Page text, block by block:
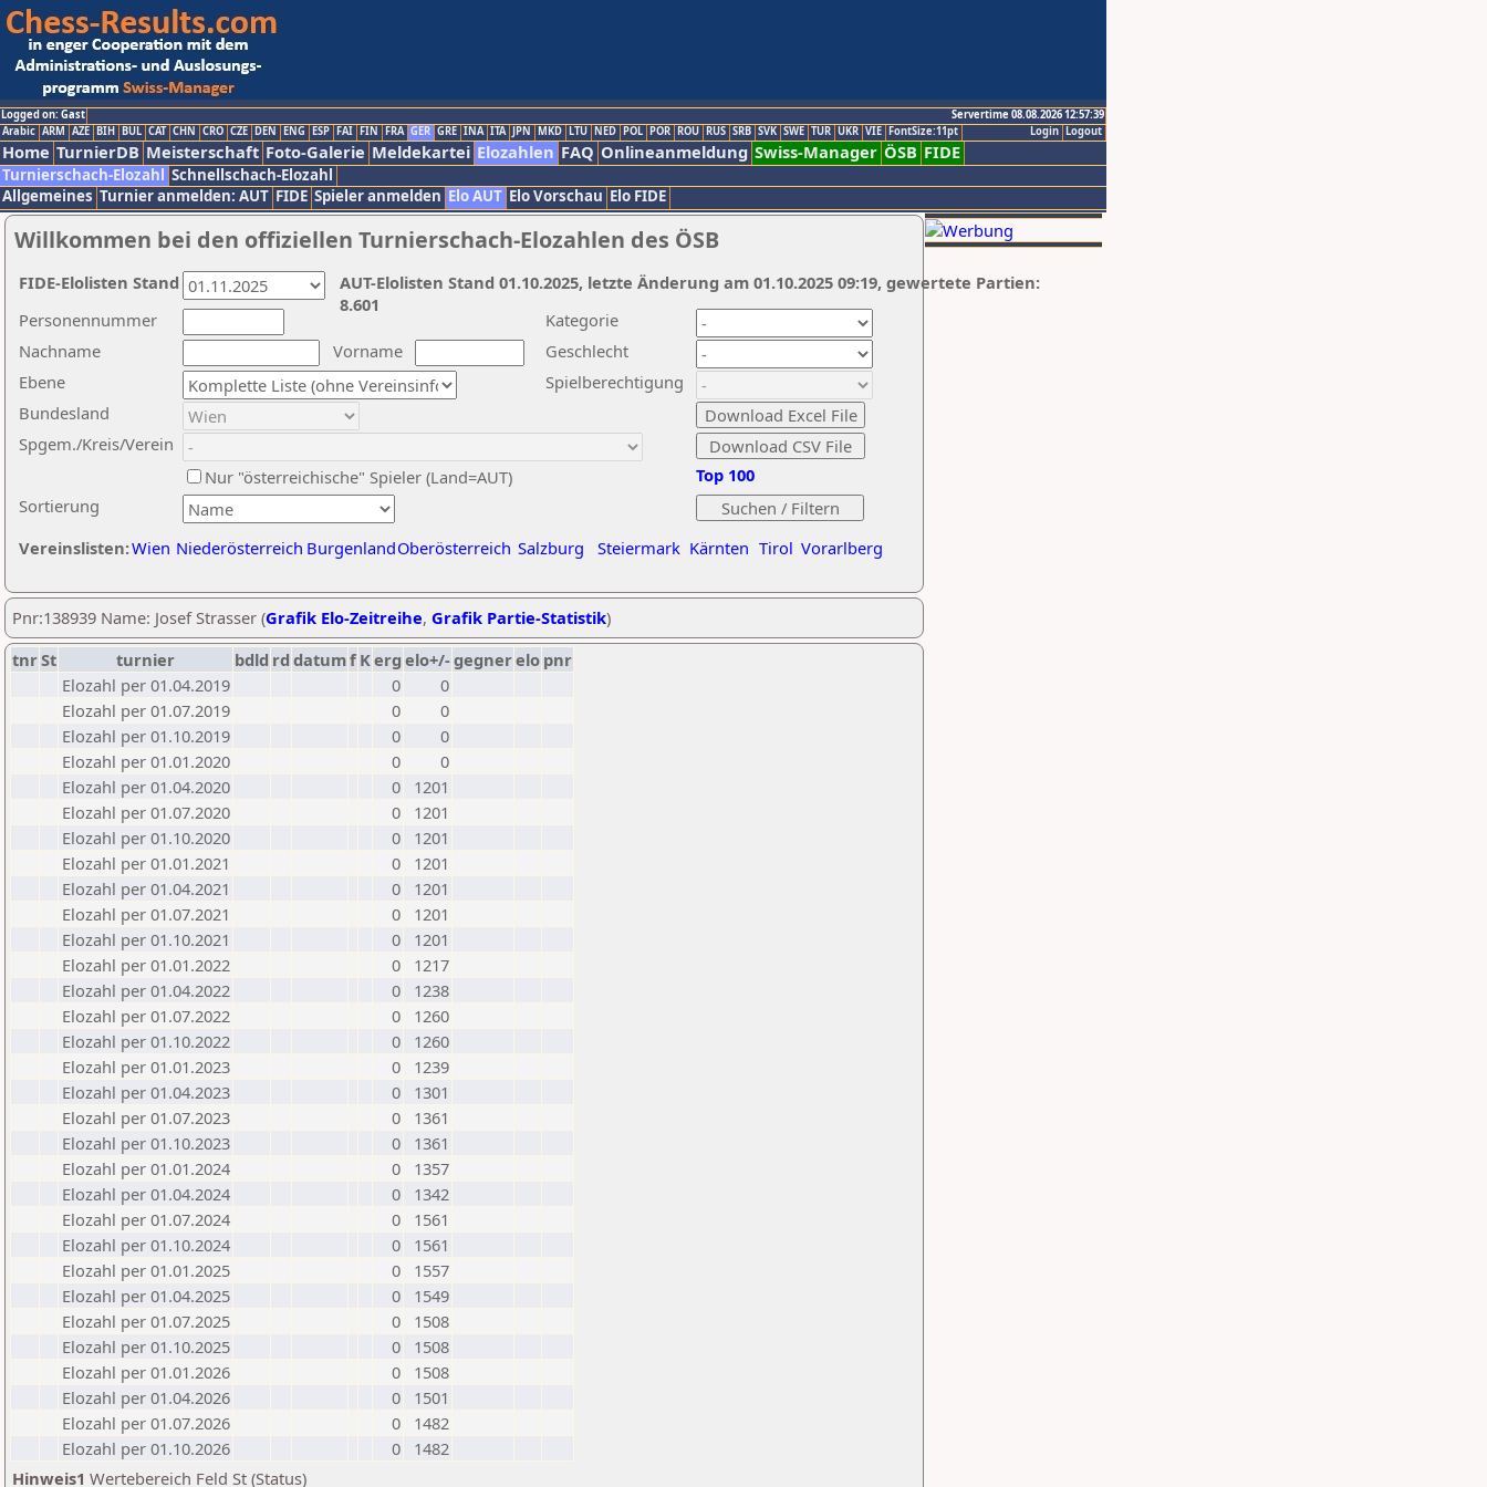
Logged on: Gast
Servertime 08.08.2026 12:57:39
Logout
Login
Arabic ARM AZE BIH BUL CAT CHN CRO CZE DEN ENG ESP FAI FIN FRA GER GRE INA ITA JPN MKD LTU NED POL POR ROU RUS SRB SVK SWE TUR UKR VIE FontSize:11pt
Home TurnierDB Meisterschaft Foto-Galerie Meldekartei Elozahlen FAQ Onlineanmeldung Swiss-Manager ÖSB FIDE
Turnierschach-Elozahl Schnellschach-Elozahl
Allgemeines Turnier anmelden: AUT FIDE Spieler anmelden Elo AUT Elo Vorschau Elo FIDE
Willkommen bei den offiziellen Turnierschach-Elozahlen des ÖSB
Nachname
Vorname
Ebene
Kategorie
Sortierung
Personennummer
Bundesland
Spgem./Kreis/Verein
Geschlecht
Nur "österreichische" Spieler (Land=AUT)
Spielberechtigung
Vereinslisten:Wien Niederösterreich BurgenlandOberösterreich Salzburg Steiermark Kärnten Tirol Vorarlberg
Top 100
AUT-Elolisten Stand 01.10.2025, letzte Änderung am 01.10.2025 09:19, gewertete Partien:
8.601
FIDE-Elolisten Stand
Pnr:138939 Name: Josef Strasser (Grafik Elo-Zeitreihe, Grafik Partie-Statistik)
tnrSt turnier bdld rd datumf Kerg elo+/-gegnerelo pnr
Elozahl per 01.04.2019
0
0
Elozahl per 01.07.2019
0
0
Elozahl per 01.10.2019
0
0
Elozahl per 01.01.2020
0
0
Elozahl per 01.04.2020
0
1201
Elozahl per 01.07.2020
0
1201
Elozahl per 01.10.2020
0
1201
Elozahl per 01.01.2021
0
1201
Elozahl per 01.04.2021
0
1201
Elozahl per 01.07.2021
0
1201
Elozahl per 01.10.2021
0
1201
Elozahl per 01.01.2022
0
1217
Elozahl per 01.04.2022
0
1238
Elozahl per 01.07.2022
0
1260
Elozahl per 01.10.2022
0
1260
Elozahl per 01.01.2023
0
1239
Elozahl per 01.04.2023
0
1301
Elozahl per 01.07.2023
0
1361
Elozahl per 01.10.2023
0
1361
Elozahl per 01.01.2024
0
1357
Elozahl per 01.04.2024
0
1342
Elozahl per 01.07.2024
0
1561
Elozahl per 01.10.2024
0
1561
Elozahl per 01.01.2025
0
1557
Elozahl per 01.04.2025
0
1549
Elozahl per 01.07.2025
0
1508
Elozahl per 01.10.2025
0
1508
Elozahl per 01.01.2026
0
1508
Elozahl per 01.04.2026
0
1501
Elozahl per 01.07.2026
0
1482
Elozahl per 01.10.2026
0
1482
Hinweis1 Wertebereich Feld St (Status)